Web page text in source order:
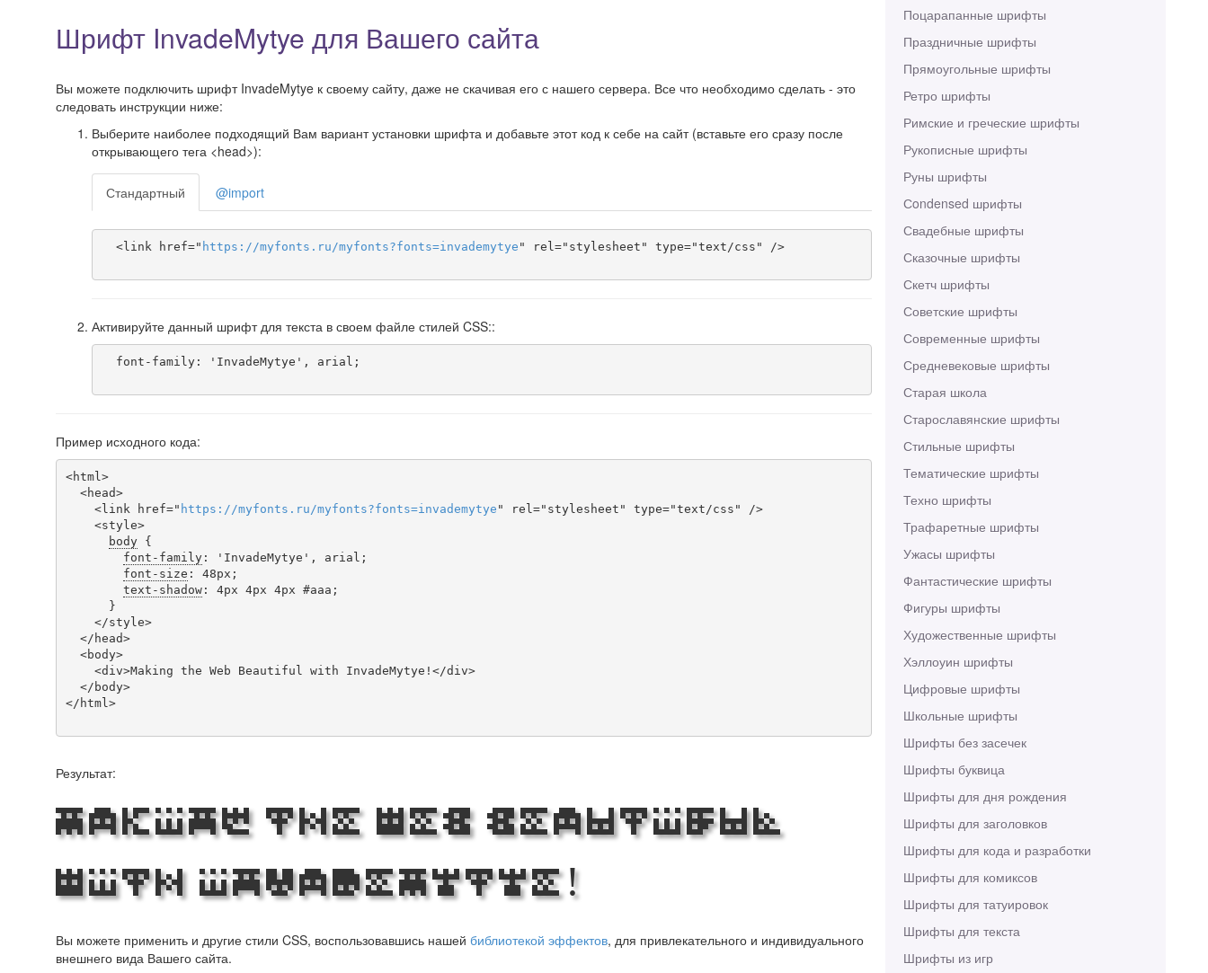
Поцарапанные шрифты
Праздничные шрифты
Прямоугольные шрифты
Ретро шрифты
Римские и греческие шрифты
Рукописные шрифты
Руны шрифты
Сondensed шрифты
Свадебные шрифты
Сказочные шрифты
Скетч шрифты
Советские шрифты
Современные шрифты
Средневековые шрифты
Старая школа
Старославянские шрифты
Стильные шрифты
Тематические шрифты
Техно шрифты
Трафаретные шрифты
Ужасы шрифты
Фантастические шрифты
Фигуры шрифты
Художественные шрифты
Хэллоуин шрифты
Цифровые шрифты
Школьные шрифты
Шрифты без засечек
Шрифты буквица
Шрифты для дня рождения
Шрифты для заголовков
Шрифты для кода и разработки
Шрифты для комиксов
Шрифты для татуировок
Шрифты для текста
Шрифты из игр
Шрифт InvadeMytye для Вашего сайта
Вы можете подключить шрифт InvadeMytye к своему сайту, даже не скачивая его с нашего сервера. Все что необходимо сделать - это
следовать инструкции ниже:
Выберите наиболее подходящий Вам вариант установки шрифта и добавьте этот код к себе на сайт (вставьте его сразу после
открывающего тега <head>):
Стандартный @import
  <link href="
https ://myfonts . ru /myfonts?fonts=invademytye " rel="stylesheet" type="text/css" />
Активируйте данный шрифт для текста в своем файле стилей CSS::
Пример исходного кода:
<html>
    <link href="
https ://myfonts . ru /myfonts?fonts=invademytye " rel="stylesheet" type="text/css" />
body {
font-family: 'InvadeMytye', arial;
font-size : 48px;
text-shadow: 4px 4px 4px #aaa;
</html>
Результат:
Making the Web Beautiful
with InvadeMytye!
Вы можете применить и другие стили CSS, воспользовавшись нашей библиотекой эффектов, для привлекательного и индивидуального
внешнего вида Вашего сайта.